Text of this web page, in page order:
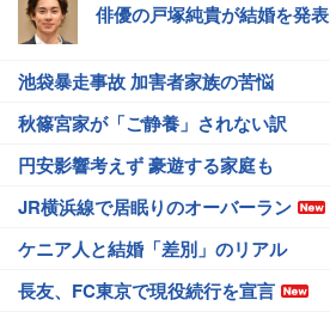
俳優の戸塚純貴が結婚を発表
池袋暴走事故 加害者家族の苦悩
秋篠宮家が「ご静養」されない訳
円安影響考えず 豪遊する家庭も
JR横浜線で居眠りのオーバーラン
ケニア人と結婚「差別」のリアル
長友、FC東京で現役続行を宣言